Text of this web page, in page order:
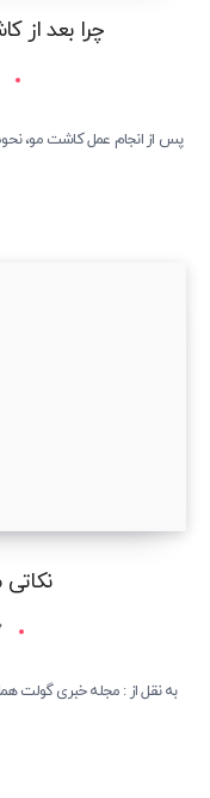
چرا بعد از
پس از انجام عمل کاشت مو،
نکاتی
به نقل از : مجله خبری گولت